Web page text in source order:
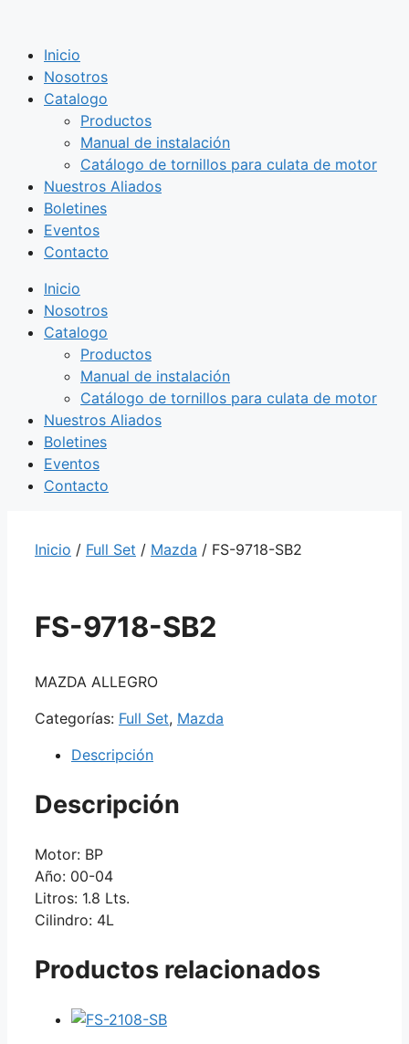
contenido
Inicio
Nosotros
Catalogo
Productos
Manual de instalación
Catálogo de tornillos para culata de motor
Nuestros Aliados
Boletines
Eventos
Contacto
Inicio
Nosotros
Catalogo
Productos
Manual de instalación
Catálogo de tornillos para culata de motor
Nuestros Aliados
Boletines
Eventos
Contacto
Inicio / Full Set / Mazda / FS-9718-SB2
FS-9718-SB2
MAZDA ALLEGRO
Categorías: Full Set, Mazda
Descripción
Descripción
Motor: BP
Año: 00-04
Litros: 1.8 Lts.
Cilindro: 4L
Productos relacionados